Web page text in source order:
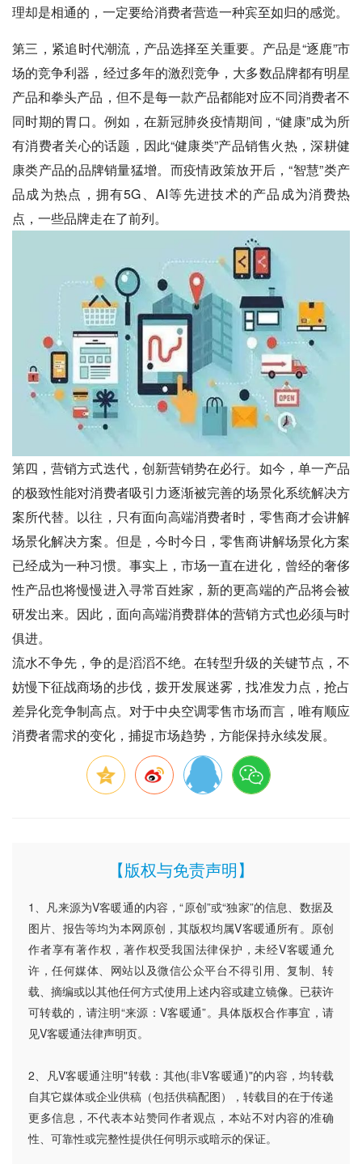
理却是相通的，一定要给消费者营造一种宾至如归的感觉。
第三，紧追时代潮流，产品选择至关重要。产品是“逐鹿”市
场的竞争利器，经过多年的激烈竞争，大多数品牌都有明星
产品和拳头产品，但不是每一款产品都能对应不同消费者不
同时期的胃口。例如，在新冠肺炎疫情期间，“健康”成为所
有消费者关心的话题，因此“健康类”产品销售火热，深耕健
康类产品的品牌销量猛增。而疫情政策放开后，“智慧”类产
品成为热点，拥有5G、AI等先进技术的产品成为消费热
点，一些品牌走在了前列。
第四，营销方式迭代，创新营销势在必行。如今，单一产品
的极致性能对消费者吸引力逐渐被完善的场景化系统解决方
案所代替。以往，只有面向高端消费者时，零售商才会讲解
场景化解决方案。但是，今时今日，零售商讲解场景化方案
已经成为一种习惯。事实上，市场一直在进化，曾经的奢侈
性产品也将慢慢进入寻常百姓家，新的更高端的产品将会被
研发出来。因此，面向高端消费群体的营销方式也必须与时
俱进。
流水不争先，争的是滔滔不绝。在转型升级的关键节点，不
妨慢下征战商场的步伐，拨开发展迷雾，找准发力点，抢占
差异化竞争制高点。对于中央空调零售市场而言，唯有顺应
消费者需求的变化，捕捉市场趋势，方能保持永续发展。
【版权与免责声明】
1、凡来源为V客暖通的内容，“原创”或“独家”的信息、数据及
图片、报告等均为本网原创，其版权均属V客暖通所有。原创
作者享有著作权，著作权受我国法律保护，未经V客暖通允
许，任何媒体、网站以及微信公众平台不得引用、复制、转
载、摘编或以其他任何方式使用上述内容或建立镜像。已获许
可转载的，请注明“来源：V客暖通”。具体版权合作事宜，请
见V客暖通法律声明页。
2、凡V客暖通注明"转载：其他(非V客暖通)"的内容，均转载
自其它媒体或企业供稿（包括供稿配图），转载目的在于传递
更多信息，不代表本站赞同作者观点，本站不对内容的准确
性、可靠性或完整性提供任何明示或暗示的保证。